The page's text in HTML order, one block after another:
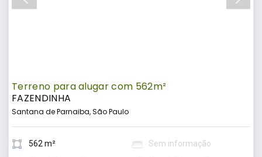
Terreno para alugar com 562m²
FAZENDINHA
Santana de Parnaiba, São Paulo
562 m²
Sem informação